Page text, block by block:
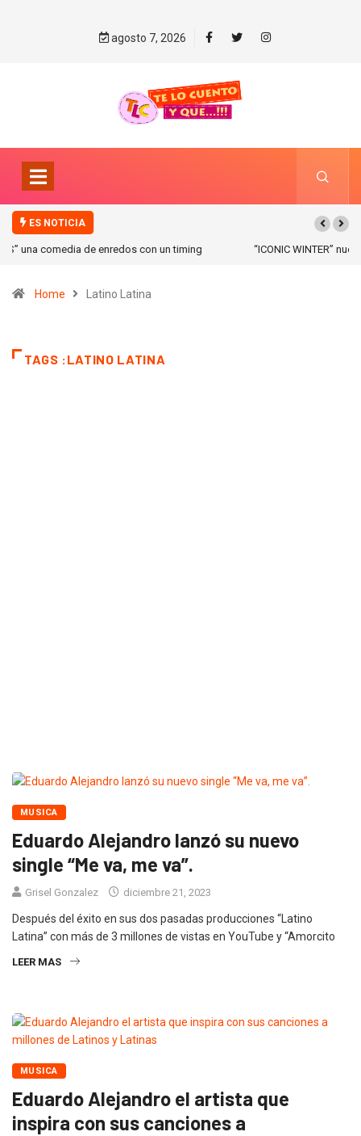
agosto 7, 2026
ES NOTICIA
“ICONIC WINTER” nuevas colecciones en Galerias pacifico!
Home Latino Latina
TAGS :LATINO LATINA
MUSICA
Eduardo Alejandro lanzó su nuevo
single “Me va, me va”.
Grisel Gonzalez diciembre 21, 2023
Después del éxito en sus dos pasadas producciones “Latino
Latina” con más de 3 millones de vistas en YouTube y “Amorcito
LEER MAS
MUSICA
Eduardo Alejandro el artista que
inspira con sus canciones a